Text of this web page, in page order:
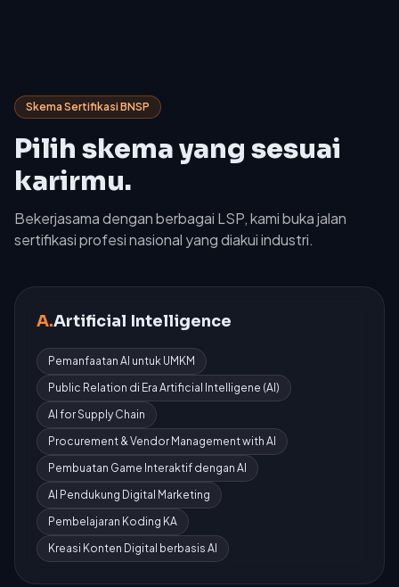
Skema Sertifikasi BNSP
Pilih skema yang sesuai
karirmu.
Bekerjasama dengan berbagai LSP, kami buka jalan
sertifikasi profesi nasional yang diakui industri.
A.Artificial Intelligence
Pemanfaatan AI untuk UMKM
Public Relation di Era Artificial Intelligene (AI)
AI for Supply Chain
Procurement & Vendor Management with AI
Pembuatan Game Interaktif dengan AI
AI Pendukung Digital Marketing
Pembelajaran Koding KA
Kreasi Konten Digital berbasis AI